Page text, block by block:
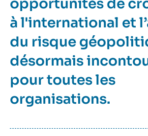
opportunités de
à l'international et
du risque
désormais
pour toutes les
organisations.